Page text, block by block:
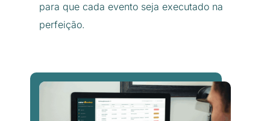
para que cada evento seja executado na
perfeição.